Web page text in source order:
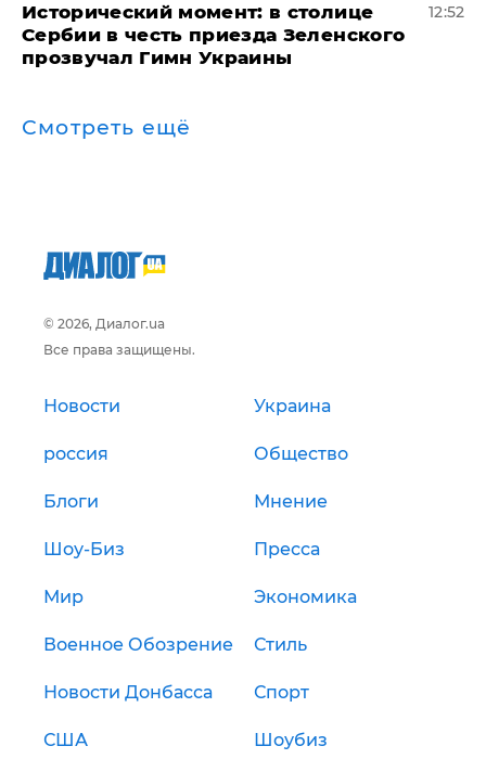
Исторический момент: в столице
Сербии в честь приезда Зеленского
прозвучал Гимн Украины
12:52
Смотреть ещё
© 2026, Диалог.ua
Все права защищены.
Новости Украина
россия Общество
Блоги Мнение
Шоу-Биз Пресса
Мир Экономика
Военное Обозрение Стиль
Новости Донбасса Спорт
США Шоубиз